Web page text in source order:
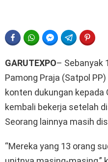
FACEBOOKWHATSAPPFACEBOOK
GARUTEXPO– Sebanyak
Pamong Praja (Satpol
konten dukungan kepada
kembali bekerja setelah
Seorang lainnya masih
“Mereka yang 13 orang